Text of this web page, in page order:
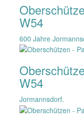
W54
600 Jahre
W54
Jormannsdorf.